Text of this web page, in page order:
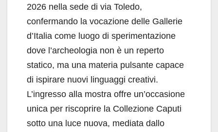
2026 nella sede di via Toledo,
confermando la vocazione delle Gallerie
d’Italia come luogo di sperimentazione
dove l’archeologia non è un reperto
statico, ma una materia pulsante capace
di ispirare nuovi linguaggi creativi.
L’ingresso alla mostra offre un’occasione
unica per riscoprire la Collezione Caputi
sotto una luce nuova, mediata dallo